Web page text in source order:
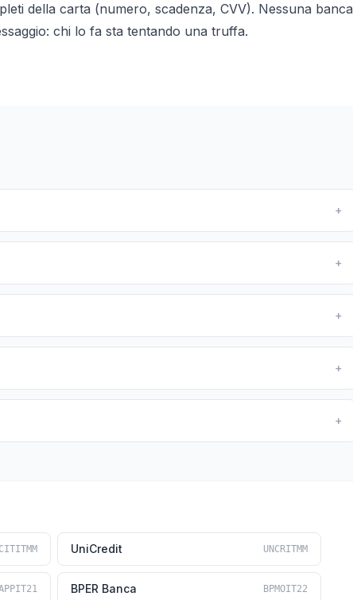
della carta (numero, scadenza, CVV). Nessuna banca
chi lo fa sta tentando una truffa.
+
+
+
+
+
UniCredit UNCRITMM
BPER Banca BPMOIT22